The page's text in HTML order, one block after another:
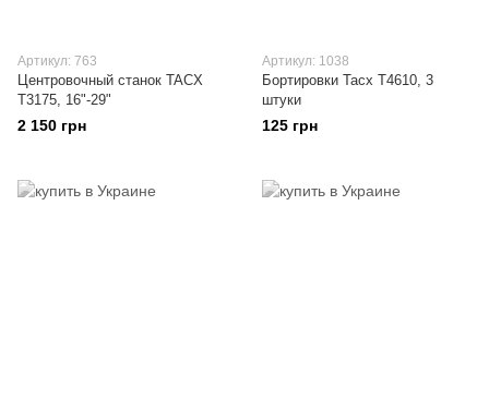
Артикул: 763
Центровочный станок TACX
T3175, 16"-29"
2 150 грн
Артикул: 1038
Бортировки Tacx T4610, 3
штуки
125 грн